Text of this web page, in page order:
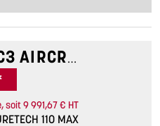
AIRCROSS
soit 9 991,67 € HT
110 MAX